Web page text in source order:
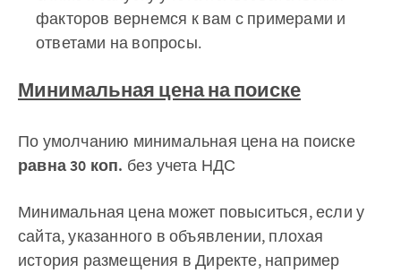
факторов вернемся к вам с примерами и
ответами на вопросы.
Минимальная цена на поиске
По умолчанию минимальная цена на поиске
равна 30 коп. без учета НДС
Минимальная цена может повыситься, если у
сайта, указанного в объявлении, плохая
история размещения в Директе, например